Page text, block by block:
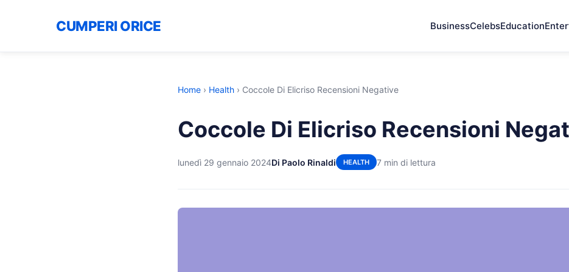
CUMPERI ORICE BusinessCelebsEducation
Home › Health › Coccole Di Elicriso Recensioni Negative
Coccole Di Elicriso Recensioni
lunedì 29 gennaio 2024Di Paolo Rinaldi HEALTH 7 min di lettura